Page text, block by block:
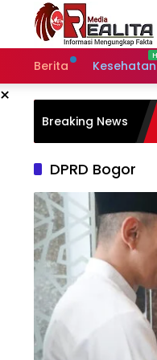
Berita Kesehatan
×
Breaking News
DPRD Bogor